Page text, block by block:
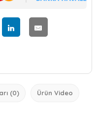
(0) Ürün Video